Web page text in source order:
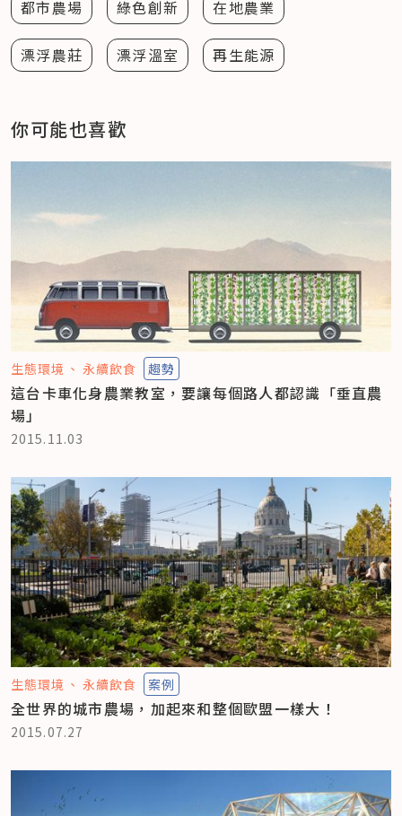
都市農場 綠色創新 在地農業
漂浮農莊 漂浮溫室 再生能源
你可能也喜歡
生態環境 永續飲食 趨勢
這台卡車化身農業教室，要讓每個路人都認識「垂直農
場」
2015.11.03
生態環境 永續飲食 案例
全世界的城市農場，加起來和整個歐盟一樣大！
2015.07.27